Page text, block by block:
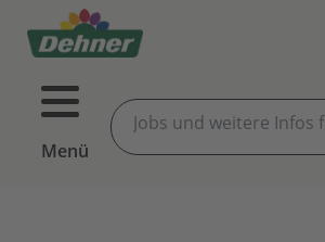
Menü